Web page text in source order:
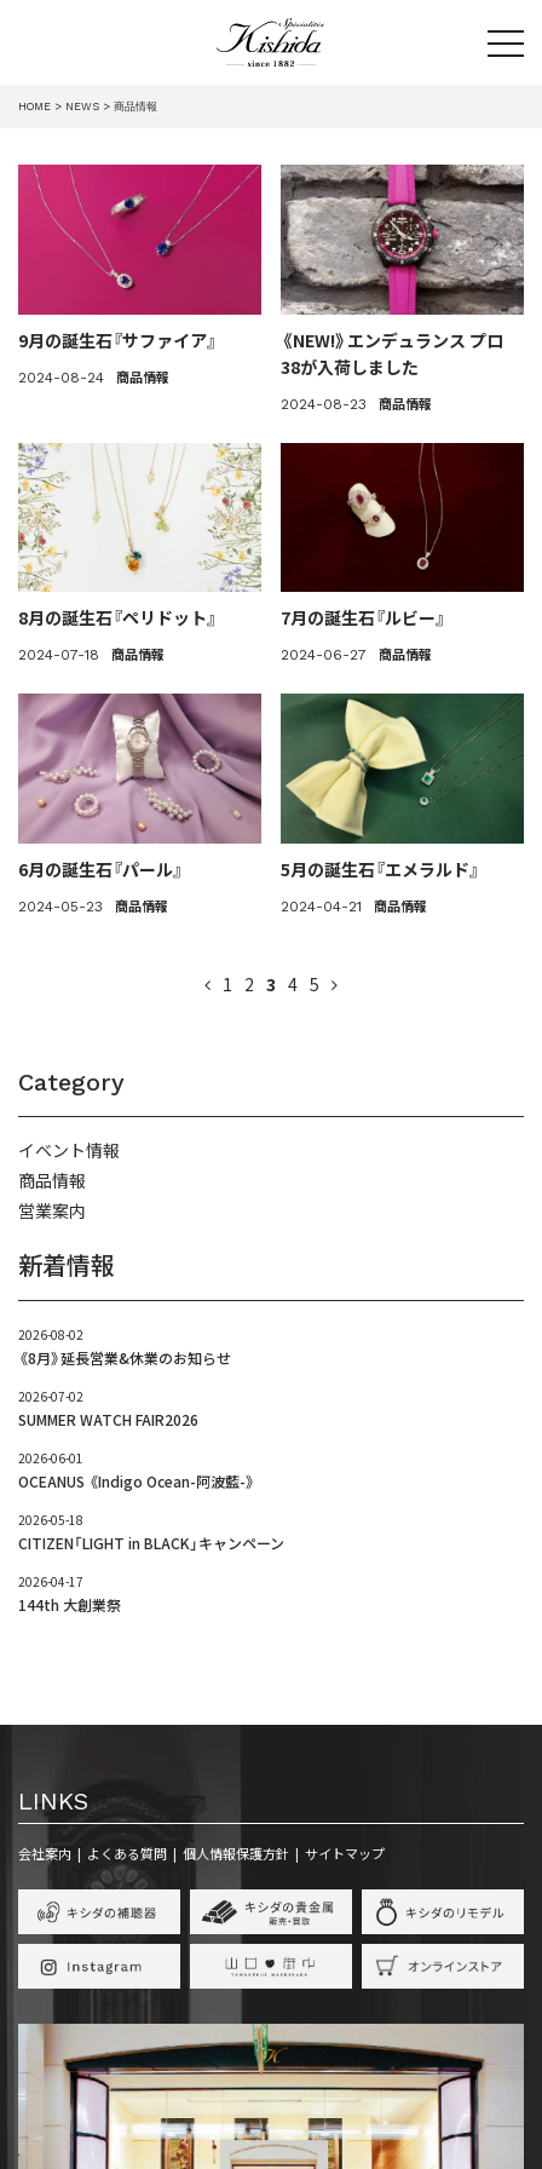
HOME NEWS 商品情報
9月の誕生石『サファイア』
2024-08-24 商品情報
《NEW!》エンデュランス プロ
38が入荷しました
2024-08-23 商品情報
8月の誕生石『ペリドット』
2024-07-18 商品情報
7月の誕生石『ルビー』
2024-06-27 商品情報
6月の誕生石『パール』
2024-05-23 商品情報
5月の誕生石『エメラルド』
2024-04-21 商品情報
1 2 3 4 5
Category
イベント情報
商品情報
営業案内
新着情報
2026-08-02
《8月》延長営業&休業のお知らせ
2026-07-02
SUMMER WATCH FAIR2026
2026-06-01
OCEANUS 《Indigo Ocean-阿波藍-》
2026-05-18
CITIZEN「LIGHT in BLACK」キャンペーン
2026-04-17
144th 大創業祭
LINKS
会社案内 よくある質問 個人情報保護方針 サイトマップ